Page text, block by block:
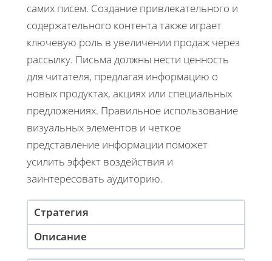
самих писем. Создание привлекательного и
содержательного контента также играет
ключевую роль в увеличении продаж через
рассылку. Письма должны нести ценность
для читателя, предлагая информацию о
новых продуктах, акциях или специальных
предложениях. Правильное использование
визуальных элементов и четкое
представление информации поможет
усилить эффект воздействия и
заинтересовать аудиторию.
Стратегия
Описание